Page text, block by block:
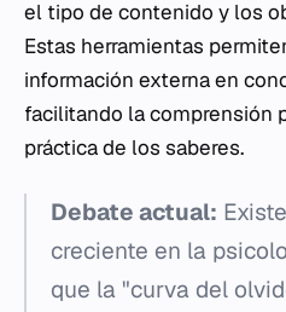
el tipo de contenido y los
Estas herramientas
información externa en
facilitando la comprensión
práctica de los saberes.
Debate actual:
creciente en la
que la "curva del